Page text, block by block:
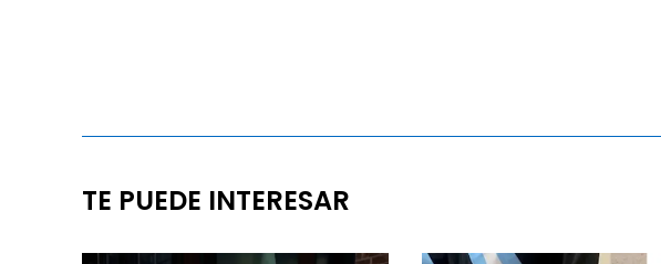
TE PUEDE INTERESAR